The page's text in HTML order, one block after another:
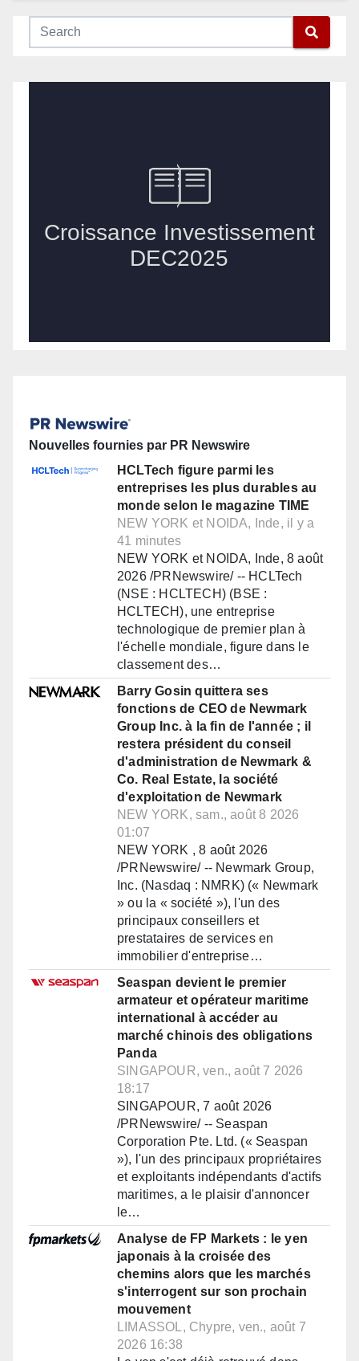
Nouvelles fournies par PR Newswire
HCLTech figure parmi les
entreprises les plus durables au
monde selon le magazine TIME
NEW YORK et NOIDA, Inde, il y a
41 minutes
NEW YORK et NOIDA, Inde, 8 août
2026 /PRNewswire/ -- HCLTech
(NSE : HCLTECH) (BSE :
HCLTECH), une entreprise
technologique de premier plan à
l'échelle mondiale, figure dans le
classement des…
Barry Gosin quittera ses
fonctions de CEO de Newmark
Group Inc. à la fin de l'année ; il
restera président du conseil
d'administration de Newmark &
Co. Real Estate, la société
d'exploitation de Newmark
NEW YORK, sam., août 8 2026
01:07
NEW YORK , 8 août 2026
/PRNewswire/ -- Newmark Group,
Inc. (Nasdaq : NMRK) (« Newmark
» ou la « société »), l'un des
principaux conseillers et
prestataires de services en
immobilier d'entreprise…
Seaspan devient le premier
armateur et opérateur maritime
international à accéder au
marché chinois des obligations
Panda
SINGAPOUR, ven., août 7 2026
18:17
SINGAPOUR, 7 août 2026
/PRNewswire/ -- Seaspan
Corporation Pte. Ltd. (« Seaspan
»), l'un des principaux propriétaires
et exploitants indépendants d'actifs
maritimes, a le plaisir d'annoncer
le…
Analyse de FP Markets : le yen
japonais à la croisée des
chemins alors que les marchés
s'interrogent sur son prochain
mouvement
LIMASSOL, Chypre, ven., août 7
2026 16:38